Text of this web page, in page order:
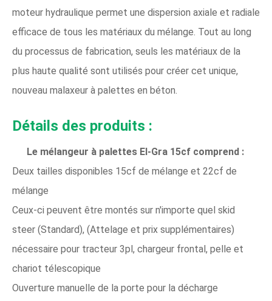
moteur hydraulique permet une dispersion axiale et radiale
efficace de tous les matériaux du mélange. Tout au long
du processus de fabrication, seuls les matériaux de la
plus haute qualité sont utilisés pour créer cet unique,
nouveau malaxeur à palettes en béton.
Détails des produits :
Le mélangeur à palettes El-Gra 15cf comprend :
Deux tailles disponibles 15cf de mélange et 22cf de
mélange
Ceux-ci peuvent être montés sur n'importe quel skid
steer (Standard), (Attelage et prix supplémentaires)
nécessaire pour tracteur 3pl, chargeur frontal, pelle et
chariot télescopique
Ouverture manuelle de la porte pour la décharge